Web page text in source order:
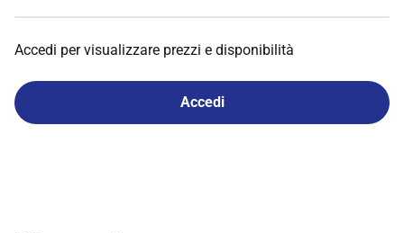
Accedi per visualizzare prezzi e disponibilità
Accedi